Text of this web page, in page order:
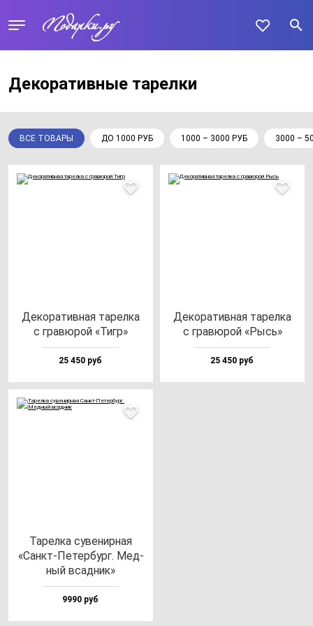
Декоративные тарелки
ВСЕ ТОВАРЫ ДО 1000 РУБ 1000 – 3000 РУБ 3000 –
Деко­ра­тив­ная та­рел­ка
с гра­вю­рой «Тигр»
25 450 руб
Деко­ра­тив­ная та­рел­ка
с гра­вю­рой «Рысь»
25 450 руб
Тарел­ка су­ве­нир­ная
«Санкт-Петер­бург. Мед­
ный всад­ник»
9990 руб